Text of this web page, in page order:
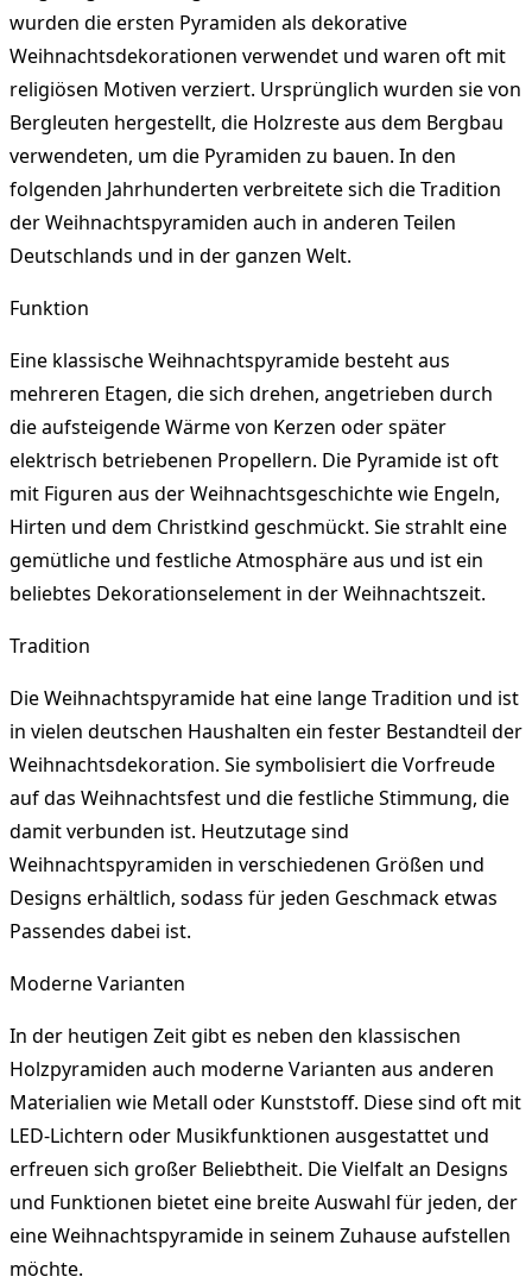
wurden die ersten Pyramiden als dekorative
Weihnachtsdekorationen verwendet und waren oft mit
religiösen Motiven verziert. Ursprünglich wurden sie von
Bergleuten hergestellt, die Holzreste aus dem Bergbau
verwendeten, um die Pyramiden zu bauen. In den
folgenden Jahrhunderten verbreitete sich die Tradition
der Weihnachtspyramiden auch in anderen Teilen
Deutschlands und in der ganzen Welt.
Funktion
Eine klassische Weihnachtspyramide besteht aus
mehreren Etagen, die sich drehen, angetrieben durch
die aufsteigende Wärme von Kerzen oder später
elektrisch betriebenen Propellern. Die Pyramide ist oft
mit Figuren aus der Weihnachtsgeschichte wie Engeln,
Hirten und dem Christkind geschmückt. Sie strahlt eine
gemütliche und festliche Atmosphäre aus und ist ein
beliebtes Dekorationselement in der Weihnachtszeit.
Tradition
Die Weihnachtspyramide hat eine lange Tradition und ist
in vielen deutschen Haushalten ein fester Bestandteil der
Weihnachtsdekoration. Sie symbolisiert die Vorfreude
auf das Weihnachtsfest und die festliche Stimmung, die
damit verbunden ist. Heutzutage sind
Weihnachtspyramiden in verschiedenen Größen und
Designs erhältlich, sodass für jeden Geschmack etwas
Passendes dabei ist.
Moderne Varianten
In der heutigen Zeit gibt es neben den klassischen
Holzpyramiden auch moderne Varianten aus anderen
Materialien wie Metall oder Kunststoff. Diese sind oft mit
LED-Lichtern oder Musikfunktionen ausgestattet und
erfreuen sich großer Beliebtheit. Die Vielfalt an Designs
und Funktionen bietet eine breite Auswahl für jeden, der
eine Weihnachtspyramide in seinem Zuhause aufstellen
möchte.